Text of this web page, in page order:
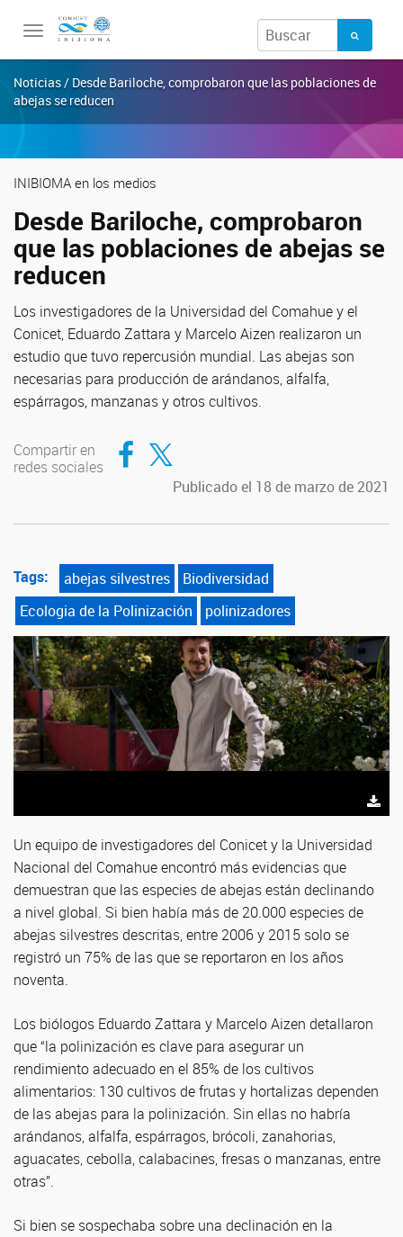
Toggle
Noticias / Desde Bariloche, comprobaron que las poblaciones de
abejas se reducen
INIBIOMA en los medios
Desde Bariloche, comprobaron
que las poblaciones de abejas se
reducen
Los investigadores de la Universidad del Comahue y el
Conicet, Eduardo Zattara y Marcelo Aizen realizaron un
estudio que tuvo repercusión mundial. Las abejas son
necesarias para producción de arándanos, alfalfa,
espárragos, manzanas y otros cultivos.
Compartir en
redes sociales
Compartir en Facebook
Compartir en Twitter
Publicado el 18 de marzo de 2021
Tags: abejas silvestres
Biodiversidad
Ecologia de la Polinización
polinizadores
Un equipo de investigadores del Conicet y la Universidad
Nacional del Comahue encontró más evidencias que
demuestran que las especies de abejas están declinando
a nivel global. Si bien había más de 20.000 especies de
abejas silvestres descritas, entre 2006 y 2015 solo se
registró un 75% de las que se reportaron en los años
noventa.
Los biólogos Eduardo Zattara y Marcelo Aizen detallaron
que “la polinización es clave para asegurar un
rendimiento adecuado en el 85% de los cultivos
alimentarios: 130 cultivos de frutas y hortalizas dependen
de las abejas para la polinización. Sin ellas no habría
arándanos, alfalfa, espárragos, brócoli, zanahorias,
aguacates, cebolla, calabacines, fresas o manzanas, entre
otras”.
Si bien se sospechaba sobre una declinación en la